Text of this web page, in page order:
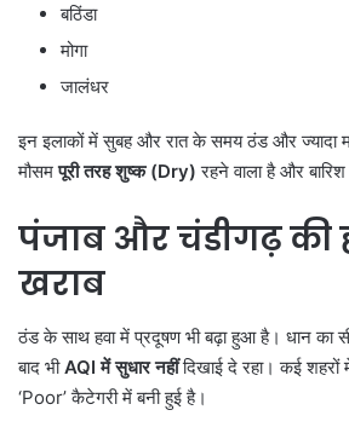
बठिंडा
मोगा
जालंधर
इन इलाकों में सुबह और रात के समय ठंड और ज्यादा
मौसमपूरी तरह शुष्क (Dry) रहने वाला है और
पंजाब और चंडीगढ़ की
खराब
ठंड के साथ हवा में प्रदूषण भी बढ़ा हुआ है। धान
बाद भीAQIमें सुधार नहींदिखाई दे रहा। कई शहरों में
‘Poor’ कैटेगरी में बनी हुई है।